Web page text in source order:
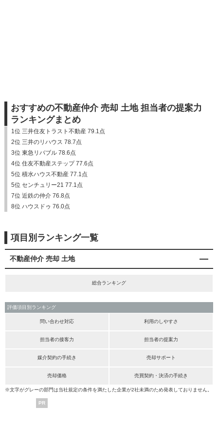
おすすめの不動産仲介 売却 土地 担当者の提案力
ランキングまとめ
1位 三井住友トラスト不動産 79.1点
2位 三井のリハウス 78.7点
3位 東急リバブル 78.6点
4位 住友不動産ステップ 77.6点
5位 積水ハウス不動産 77.1点
5位 センチュリー21 77.1点
7位 近鉄の仲介 76.8点
8位 ハウスドゥ 76.0点
項目別ランキング一覧
不動産仲介 売却 土地
総合ランキング
評価項目別ランキング
問い合わせ対応 利用のしやすさ
担当者の接客力 担当者の提案力
媒介契約の手続き 売却サポート
売却価格 売買契約・決済の手続き
※文字がグレーの部門は当社規定の条件を満たした企業が2社未満のため発表しておりません。
PR